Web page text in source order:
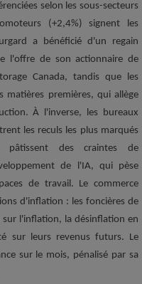
selon les sous-secteurs
(+2,4%) signent les
a bénéficié d'un regain
l'offre de son actionnaire de
Canada, tandis que les
premières, qui allège
À l'inverse, les bureaux
les reculs les plus marqués
pâtissent des craintes de
de l'IA, qui pèse
de travail. Le commerce
d'inflation : les foncières de
sur l'inflation, la désinflation en
sur leurs revenus futurs. Le
sur le mois, pénalisé par sa